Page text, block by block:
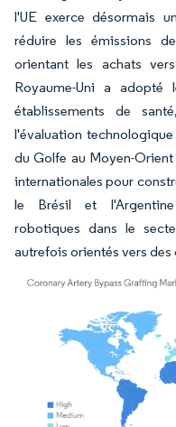
l'UE exerce désormais
réduire les émissions
orientant les achats
Royaume-Uni a
établissements de
l'évaluation
du Golfe au Moyen-
internationales pour
le Brésil et
robotiques dans le
autrefois orientés vers